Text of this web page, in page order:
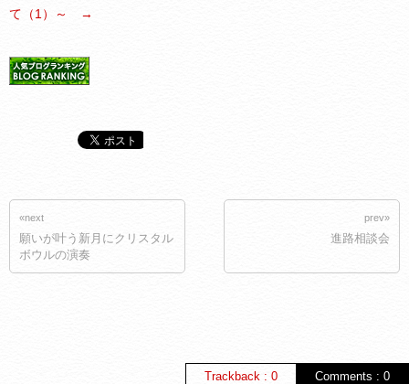
て（1）～ →
«next
願いが叶う新月にクリスタル
ボウルの演奏
prev»
進路相談会
Comments : 0
Trackback : 0